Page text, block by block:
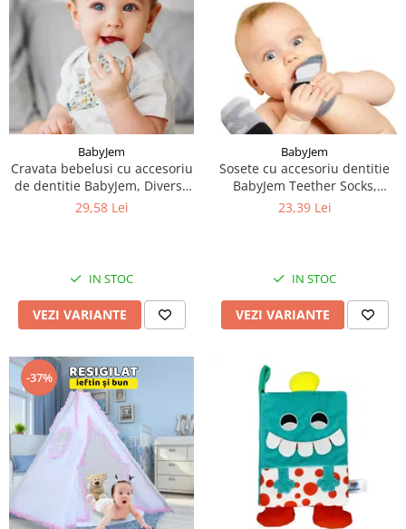
BabyJem
Cravata bebelusi cu accesoriu
de dentitie BabyJem, Diverse
culori
29,58 Lei
IN STOC
VEZI VARIANTE
BabyJem
Sosete cu accesoriu dentitie
BabyJem Teether Socks,
Diverse culori
23,39 Lei
IN STOC
VEZI VARIANTE
-37%